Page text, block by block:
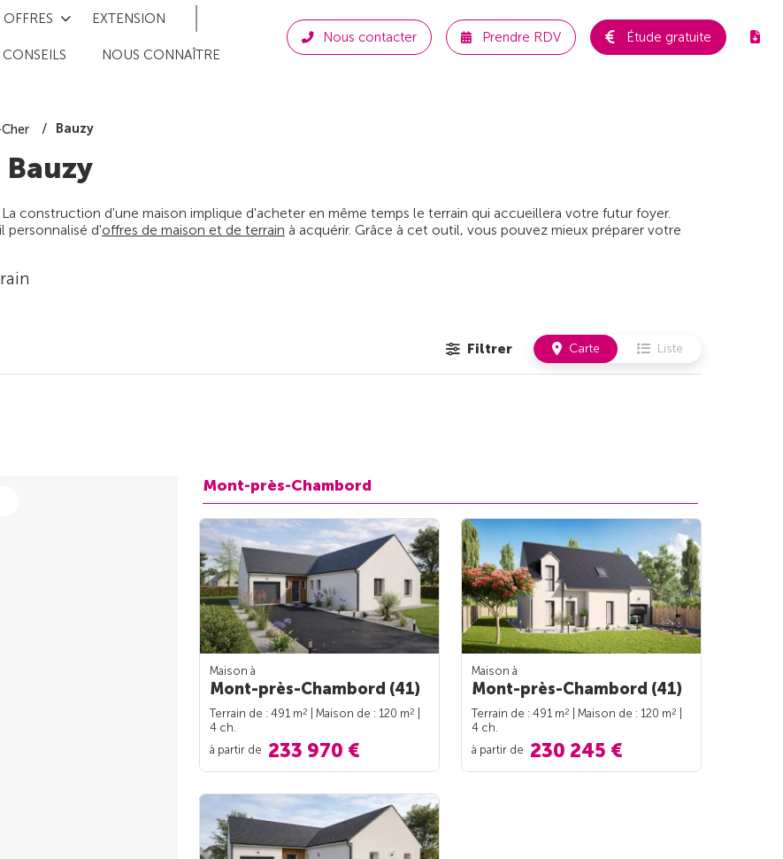
OFFRES EXTENSION
CONSEILS NOUS CONNAÎTRE
Nous contacter Prendre RDV Étude gratuite
Bauzy
Bauzy
construction d'une maison implique d'acheter en même temps le terrain qui accueillera votre futur foyer.
personnalisé d'offres de maison et de terrain à acquérir. Grâce à cet outil, vous pouvez mieux préparer votre
Filtrer Carte Liste
Mont-près-Chambord
Maison à
Mont-près-Chambord (41)
Terrain de : 491 m2 | Maison de : 120 m2
4 ch.
à partir de 233 970 €
Maison à
Mont-près-Chambord (41)
Terrain de : 491 m2 | Maison de : 120 m2
4 ch.
à partir de 230 245 €